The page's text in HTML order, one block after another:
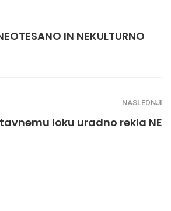
IN NEKULTURNO
NASLEDNJI
loku uradno rekla NE